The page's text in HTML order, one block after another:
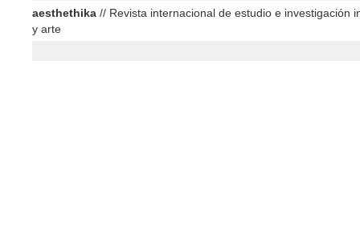
aesthethika // Revista internacional de estudio e investigación
y arte